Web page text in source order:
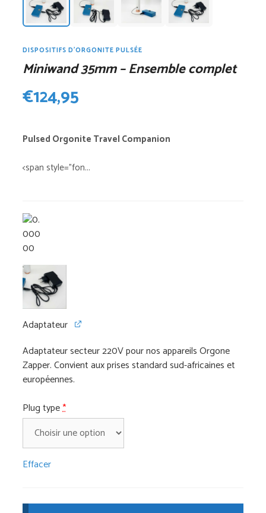
DISPOSITIFS D'ORGONITE PULSÉE
Miniwand 35mm – Ensemble complet
€124,95
Pulsed Orgonite Travel Companion
<span style="fon...
Adaptateur
Adaptateur secteur 220V pour nos appareils Orgone
Zapper. Convient aux prises standard sud-africaines et
européennes.
Plug type*
Effacer